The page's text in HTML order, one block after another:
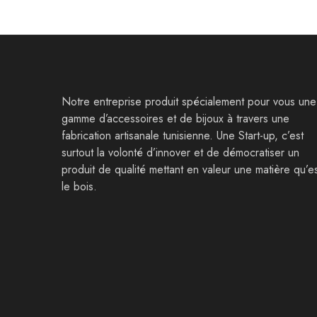
Notre entreprise produit spécialement pour vous une
gamme d’accessoires et de bijoux à travers une
fabrication artisanale tunisienne. Une Start-up, c’est
surtout la volonté d’innover et de démocratiser un
produit de qualité mettant en valeur une matière
le bois.